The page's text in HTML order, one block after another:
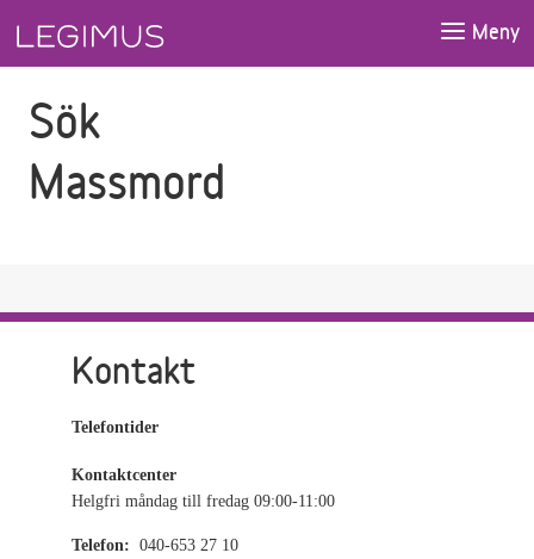
Meny
Sök
Massmord
Kontakt
Telefontider
Kontaktcenter
Helgfri måndag till fredag 09:00-11:00
Telefon: 040-653 27 10